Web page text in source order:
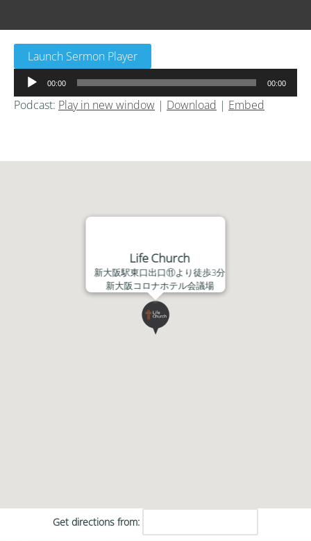
Launch Sermon Player
声
プ
ヤ
00:00 00:00
Podcast: Play in new window | Download | Embed
Life Church
新大阪駅東口出口⑪より徒歩3分
新大阪コロナホテル会議場
Get directions from: